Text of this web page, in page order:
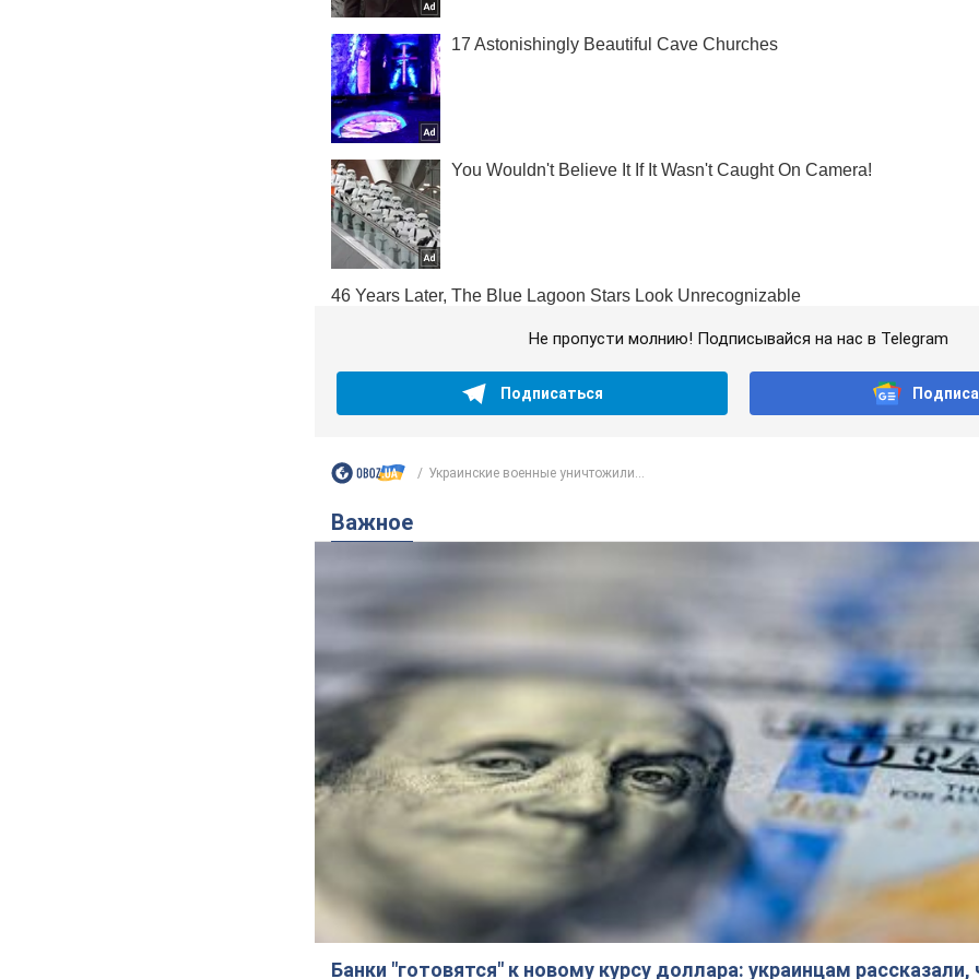
Не пропусти молнию! Подписывайся на нас в Telegram
Подписаться
Украинские военные уничтожили...
Важное
Банки "готовятся" к новому курсу доллара: украинцам